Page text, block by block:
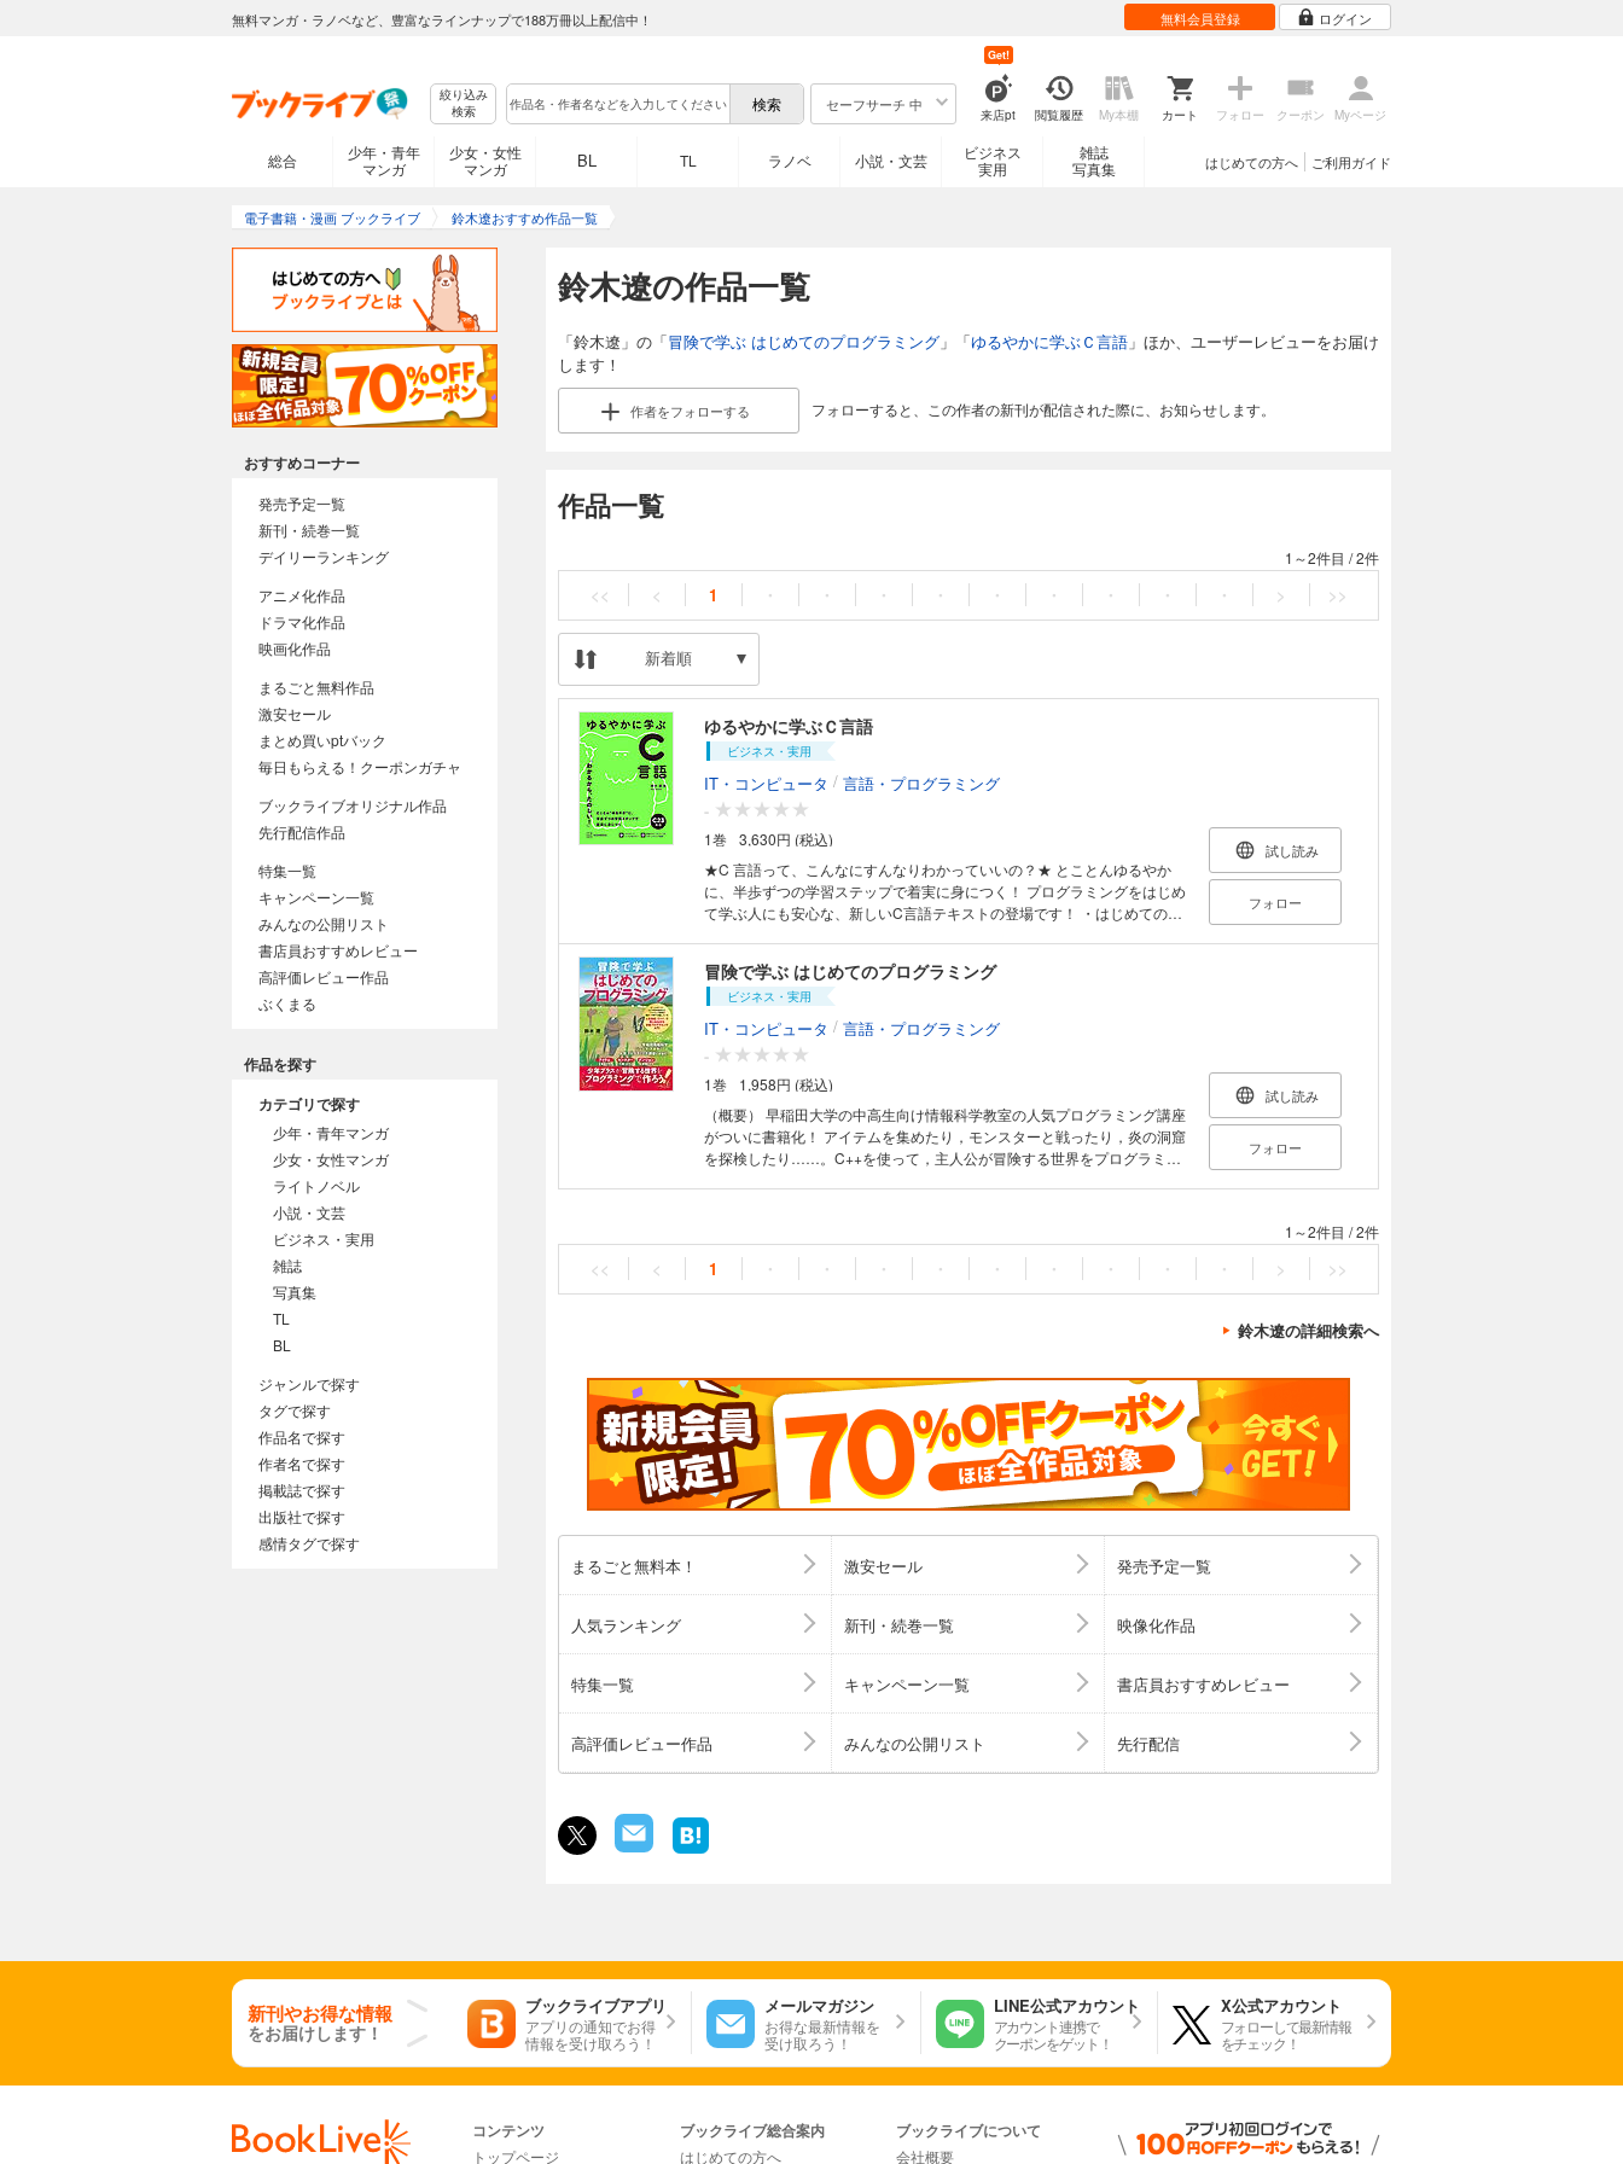
無料マンガ・ラノベなど、豊富なラインナップで188万冊以上配信中！ 無料会員登録 ログイン
絞り込み
検索
セーフサーチ 中
来店pt
Get!
閲覧履歴 My本棚 カート フォロー クーポン Myページ
総合
少年・青年
マンガ
少女・女性
マンガ
BL TL ラノベ 小説・文芸
ビジネス
実用
雑誌
写真集
ご利用ガイド
はじめての方へ
電子書籍・漫画 ブックライブ 鈴木遼おすすめ作品一覧
鈴木遼の作品一覧
「鈴木遼」の「冒険で学ぶ はじめてのプログラミング 」「ゆるやかに学ぶＣ言語 」ほか、ユーザーレビューをお届け
します！
作者をフォローする フォローすると、この作者の新刊が配信された際に、お知らせします。
作品一覧
1～2件目 /2件
<< < 1 ・ ・ ・ ・ ・ ・ ・ ・ ・ > >>
新着順
ゆるやかに学ぶＣ言語
ビジネス・実用
IT・コンピュータ / 言語・プログラミング
-
1巻
3,630円 (税込)
★C 言語って、こんなにすんなりわかっていいの？★ とことんゆるやか
に、半歩ずつの学習ステップで着実に身につく！ プログラミングをはじめ
て学ぶ人にも安心な、新しいC言語テキストの登場です！ ・はじめてのプ
んなあなたに寄り添う、“よき相棒”となる一冊です。 わかるから、たのし
い！ ◎最新規格のC23に対応 ◎フルカラーでコードが見やすい ◎豊富な
サンプルコードをサポートサイトで提供 【目次】 1. プログラミングの基
礎 2. 基本的な計算と結果の出力 3. 変数とキーボードからの入力 4. 比較と
条件分岐 5. 計算による変数の値の変更 6. 文字を扱う 7. 処理の繰り返し 8.
制御のための文と演算子 9. 発展的な型 10. 関数の呼び出しと定義 11.
constとマクロ 12. 値渡しとポインタ渡し 13. 時間と乱数 14. 配列 15. 文字
列 16. 中級者向けの機能 17. 構造体 18. ソート 19. 動的メモリ確保 20. フ
ァイルの読み書き 21. 画像処理 付録
試し読み
フォロー
冒険で学ぶ はじめてのプログラミング
ビジネス・実用
IT・コンピュータ / 言語・プログラミング
-
1巻
1,958円 (税込)
（概要） 早稲田大学の中高生向け情報科学教室の人気プログラミング講座
がついに書籍化！ アイテムを集めたり，モンスターと戦ったり，炎の洞窟
を探検したり……。C++を使って，主人公が冒険する世界をプログラミン
試し読み
フォロー
1～2件目 /2件
<< < 1 ・ ・ ・ ・ ・ ・ ・ ・ ・ > >>
鈴木遼の詳細検索へ
まるごと無料本！ 激安セール 発売予定一覧
人気ランキング 新刊・続巻一覧 映像化作品
特集一覧 キャンペーン一覧 書店員おすすめレビュー
高評価レビュー作品 みんなの公開リスト 先行配信
おすすめコーナー
発売予定一覧
新刊・続巻一覧
デイリーランキング
アニメ化作品
ドラマ化作品
映画化作品
まるごと無料作品
激安セール
まとめ買いptバック
毎日もらえる！クーポンガチャ
ブックライブオリジナル作品
先行配信作品
特集一覧
キャンペーン一覧
みんなの公開リスト
書店員おすすめレビュー
高評価レビュー作品
ぶくまる
作品を探す
カテゴリで探す
少年・青年マンガ
少女・女性マンガ
ライトノベル
小説・文芸
ビジネス・実用
雑誌
写真集
TL
BL
ジャンルで探す
タグで探す
作品名で探す
作者名で探す
掲載誌で探す
出版社で探す
感情タグで探す
新刊やお得な情報
をお届けします！
ブックライブアプリ
アプリの通知でお得
情報を受け取ろう！
メールマガジン
お得な最新情報を
受け取ろう！
LINE公式アカウント
アカウント連携で
クーポンをゲット！
X公式アカウント
フォローして最新情報
をチェック！
コンテンツ
トップページ
ブックライブ総合案内
はじめての方へ
ブックライブについて
会社概要